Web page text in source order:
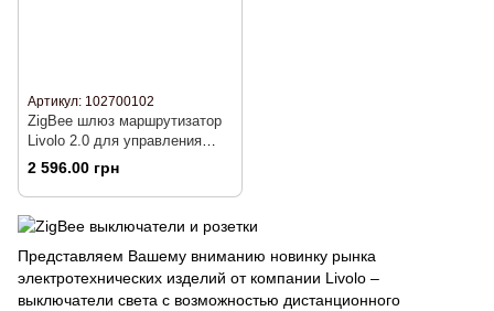
Артикул: 102700102
ZigBee шлюз маршрутизатор
Livolo 2.0 для управления
ZigBee выключателями и
розетками (102700102)
2 596.00 грн
Представляем Вашему вниманию новинку рынка
электротехнических изделий от компании Livolo –
выключатели света с возможностью дистанционного